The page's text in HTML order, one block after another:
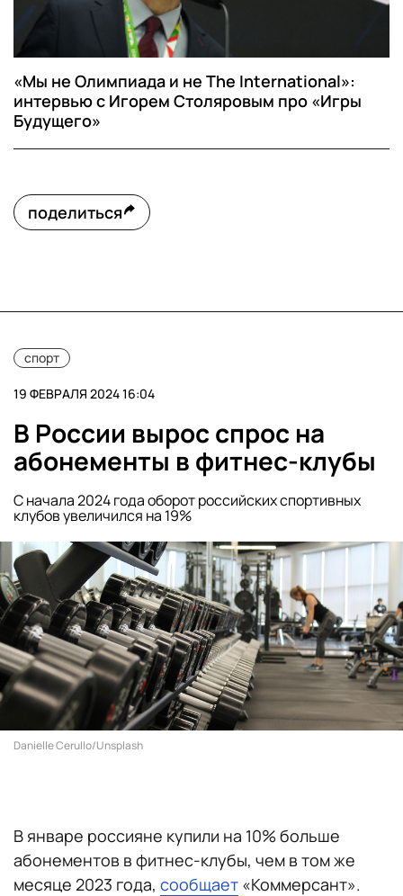
«Мы не Олимпиада и не The International»:
интервью с Игорем Столяровым про «Игры
Будущего»
поделиться
спорт
19 ФЕВРАЛЯ 2024 16:04
В России вырос спрос на
абонементы в фитнес-клубы
С начала 2024 года оборот российских спортивных
клубов увеличился на 19%
Danielle Cerullo/Unsplash
В январе россияне купили на 10% больше
абонементов в фитнес-клубы, чем в том же
месяце 2023 года, сообщает «Коммерсант».